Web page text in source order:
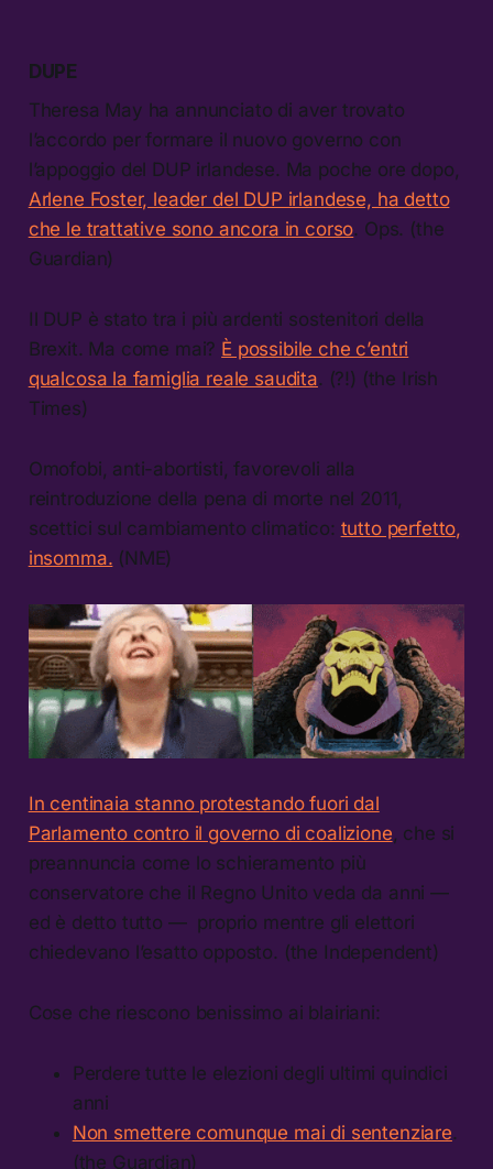
DUPE
Theresa May ha annunciato di aver trovato
l’accordo per formare il nuovo governo con
l’appoggio del DUP irlandese. Ma poche ore dopo,
Arlene Foster, leader del DUP irlandese, ha detto
che le trattative sono ancora in corso. Ops. (the
Guardian)
Il DUP è stato tra i più ardenti sostenitori della
Brexit. Ma come mai? È possibile che c’entri
qualcosa la famiglia reale saudita. (?!) (the Irish
Times)
Omofobi, anti-abortisti, favorevoli alla
reintroduzione della pena di morte nel 2011,
scettici sul cambiamento climatico: tutto perfetto,
insomma. (NME)
In centinaia stanno protestando fuori dal
Parlamento contro il governo di coalizione , che si
preannuncia come lo schieramento più
conservatore che il Regno Unito veda da anni —
ed è detto tutto — proprio mentre gli elettori
chiedevano l’esatto opposto. (the Independent)
Cose che riescono benissimo ai blairiani:
Perdere tutte le elezioni degli ultimi quindici
anni
Non smettere comunque mai di sentenziare.
(the Guardian)